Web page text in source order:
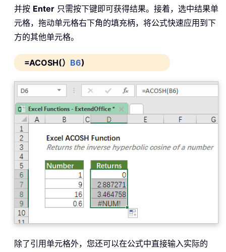
并按 Enter 只需按下键即可获得结果。接着，选中结果单
元格，拖动单元格右下角的填充柄，将公式快速应用到下
方的其他单元格。
=ACOSH(） B6)
除了引用单元格外，您还可以在公式中直接输入实际的